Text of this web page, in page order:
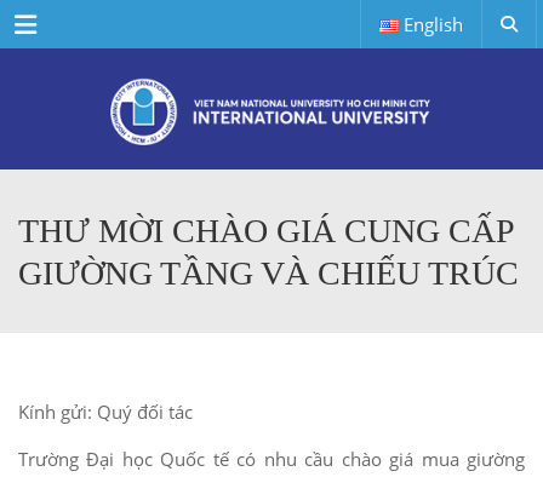
Menu English
THƯ MỜI CHÀO GIÁ CUNG CẤP
GIƯỜNG TẦNG VÀ CHIẾU TRÚC
Kính gửi: Quý đối tác
Trường Đại học Quốc tế có nhu cầu chào giá mua giường